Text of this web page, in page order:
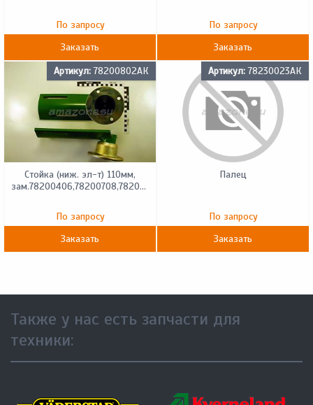
По запросу
Заказать
По запросу
Заказать
Артикул:78200802АК
Стойка (ниж. эл-т) 110мм,
зам.78200406,78200708,78200715
По запросу
Заказать
Артикул:78230023АК
Палец
По запросу
Заказать
Также у нас есть запчасти для
техники: